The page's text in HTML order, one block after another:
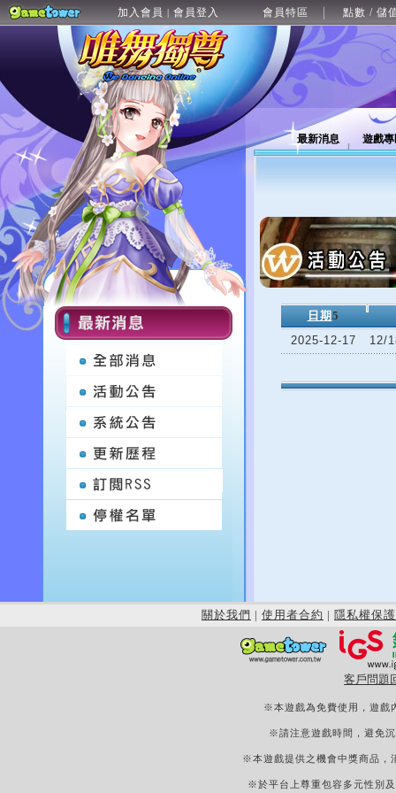
加入會員 | 會員登入 會員特區 點數 / 儲
最新消息 遊戲
日期 5
2025-12-17
12/
關於我們 | 使用者合約 | 隱私權保護
客戶問題
※本遊戲為免費使用，遊戲
※請注意遊戲時間，避免
※本遊戲提供之機會中獎商品，
※於平台上尊重包容多元性別